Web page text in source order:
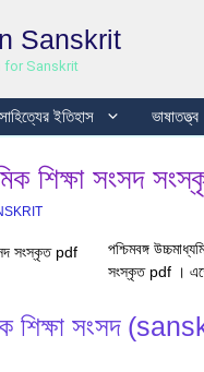
Sanskrit
for Sanskrit
সাহিত্যের ইতিহাস ভাষাতত্ত্ব
শিক্ষা সংসদ
পশ্চিমবঙ্গ
সংস্কৃত pdf । এতে
শিক্ষা সংসদ